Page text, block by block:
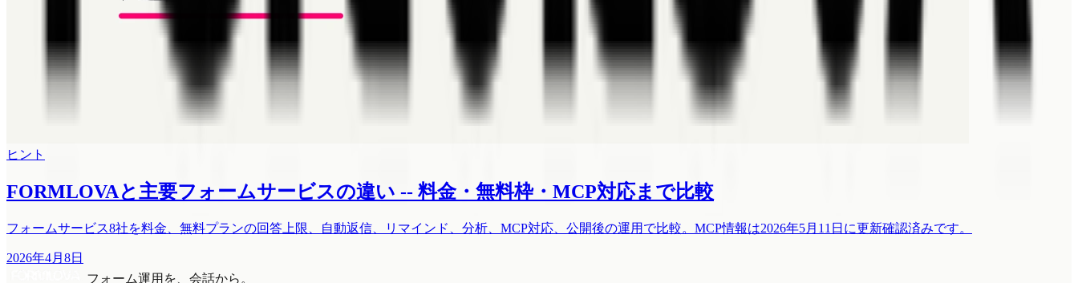
ヒント
FORMLOVAと主要フォームサービスの違い -- 料金・無料枠・MCP対応まで比較
フォームサービス8社を料金、無料プランの回答上限、自動返信、リマインド、分析、MCP対応、公開後の運用で比較。MCP情報は2026年5月11日に更新確認済みです。
2026年4月8日
フォーム運用を、会話から。